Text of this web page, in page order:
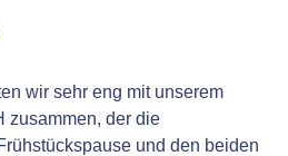
wir sehr eng mit unserem
zusammen, der die
und den beiden